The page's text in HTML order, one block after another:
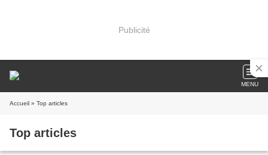
Publicité
MENU
Accueil » Top articles
Top articles